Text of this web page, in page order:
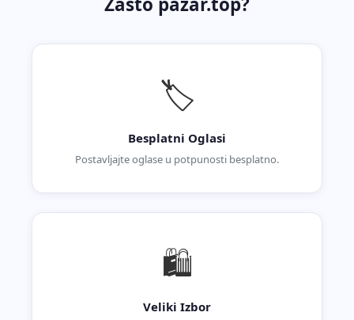
🏷️
Besplatni Oglasi
Postavljajte oglase u potpunosti besplatno.
🛍️
Veliki Izbor